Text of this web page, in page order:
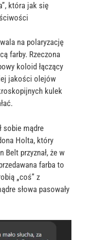
która jak się
na polaryzację
farby. Rzeczona
koloid łączący
jakości olejów
kulek
sobie mądre
Holta, który
Belt przyznał, że w
farba to
„coś” z
słowa pasowały